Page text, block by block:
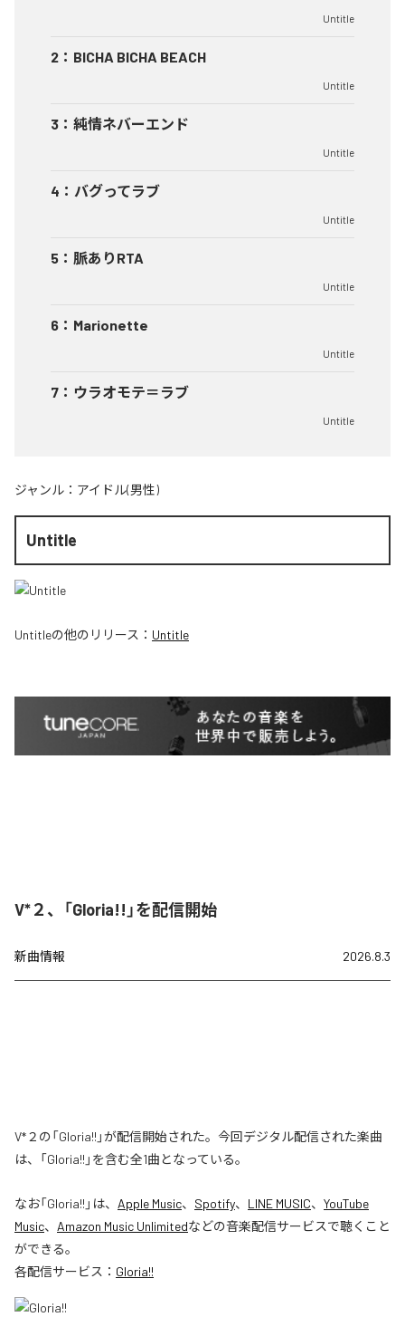
Untitle
2 ： BICHA BICHA BEACH
Untitle
3 ： 純情ネバーエンド
Untitle
4 ： バグってラブ
Untitle
5 ： 脈ありRTA
Untitle
6 ： Marionette
Untitle
7 ： ウラオモテ＝ラブ
Untitle
ジャンル： アイドル(男性)
Untitle
Untitleの他のリリース： Untitle
V*２、「Gloria!!」を配信開始
新曲情報 2026.8.3
V*２の「Gloria!!」が配信開始された。今回デジタル配信された楽曲
は、「Gloria!!」を含む全1曲となっている。
なお「Gloria!! 」は、 Apple Music、 Spotify、 LINE MUSIC、 YouTube
Music、 Amazon Music Unlimitedなどの音楽配信サービスで聴くこと
ができる。
各配信サービス： Gloria!!